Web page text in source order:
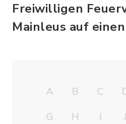
Freiwilligen
Mainleus auf
A B C
G
H I J